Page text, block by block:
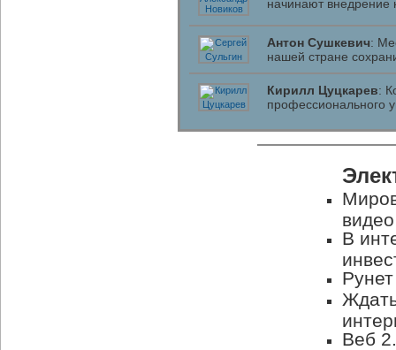
начинают внедрение
Антон Сушкевич:
нашей стране
Кирилл Цуцкарев:
профессионального
В
Веб